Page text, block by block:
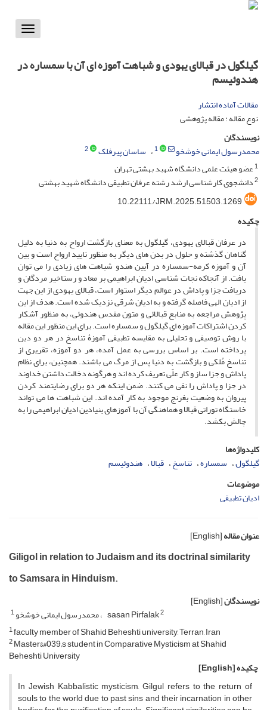
Toggle
گیلگول در قبالای یهودی و شباهت آموزه ای آن با سمساره در
هندوئیسم
مقالات آماده انتشار
نوع مقاله : مقاله پژوهشی
نویسندگان
محمدرسول ایمانی خوشخو
1 ساسان پیرفلک
2
1عضو هیئت علمی دانشگاه شهبد بهشتی تهران
2دانشجوی کارشناسی ارشد رشته عرفان تطبیقی دانشگاه شهید بهشتی
10.22111/JRM.2025.51503.1269
چکیده
در عرفان قبالای یهودی، گیلگول به معنای بازگشت ارواح به دنیا به دلیل
گناهان گذشته و حلول در بدن های دیگر به منظور تایید ارواح است و بین
آن و آموزه کرمه-سمساره در آیین هندو شباهت های زیادی را می توان
یافت. از آنجاکه نجات شناسی ادیان ابراهیمی بر معاد و رستاخیر مردگان و
دریافت جزا و پاداش در عوالم دیگر استوار است، قبالای یهودی از این جهت
از ادیان الهی فاصله گرفته و به ادیان شرقی نزدیک شده است. هدف از این
پژوهش مراجعه به منابع قبالائی و متون مقدس هندوئی، به منظور آشکار
کردن اشتراکات آموزه ای گیلگول و سمساره است. برای این منظور این مقاله
با روش توصیفی و تحلیلی به مقایسه تطبیقی آموزۀ تناسخ در هر دو دین
پرداخته است. بر اساس بررسی به عمل آمده، هر دو آموزه، تقریری از
تناسخ مُلکی و بازگشت به دنیا پس از مرگ می باشند. همچنین، برای نظام
پاداش و جزا ساز و کار علّی تعریف کرده اند و هرگونه دخالت داشتن خداوند
در جزا و پاداش را نفی می کنند. ضمن اینکه هر دو برای رضایتمند کردن
پیروان به وضعیت بغرنج موجود به کار آمده اند. این شباهت ها می تواند
خاستگاه توراتی قبالا و هماهنگی آن با آموزهای بنیادین ادیان ابراهیمی را به
چالش بکشد.
کلیدواژه‌ها
گیلگول سمساره تناسخ قبالا هندوئیسم
موضوعات
ادیان تطبیقی
عنوان مقاله[English]
Giligol in relation to Judaism and its doctrinal similarity
to Samsara in Hinduism.
نویسندگان[English]
محمدرسول ایمانی خوشخو1 sasan Pirfalak2
1faculty member of Shahid Beheshti university, Terran, Iran
2Master&#039;s student in Comparative Mysticism at Shahid
Beheshti University
چکیده[English]
In Jewish Kabbalistic mysticism, Gilgul refers to the return of
souls to the world due to past sins and their incarnation in other